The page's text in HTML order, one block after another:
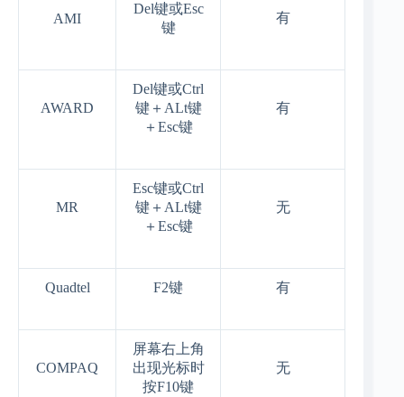
AMI
Del键或Esc
键
有
AWARD
Del键或Ctrl
键＋ ALt键
＋Esc键
有
MR
Esc键或Ctrl
键＋ ALt键
＋Esc键
无
Quadtel F2键 有
COMPAQ
屏幕右上角
出现光标时
按F10键
无